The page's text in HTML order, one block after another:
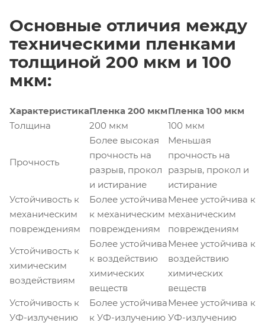
Основные отличия между
техническими пленками
толщиной 200 мкм и 100
мкм:
ХарактеристикаПленка 200 мкмПленка 100 мкм
Толщина
200 мкм 100 мкм
Прочность
Более высокая
прочность на
разрыв, прокол
и истирание
Меньшая
прочность на
разрыв, прокол и
истирание
Устойчивость к
механическим
повреждениям
Более устойчива
к механическим
повреждениям
Менее устойчива к
механическим
повреждениям
Устойчивость к
химическим
воздействиям
Более устойчива
к воздействию
химических
веществ
Менее устойчива к
воздействию
химических
веществ
Устойчивость к
УФ-излучению
Более устойчива
к УФ-излучению
Менее устойчива к
УФ-излучению